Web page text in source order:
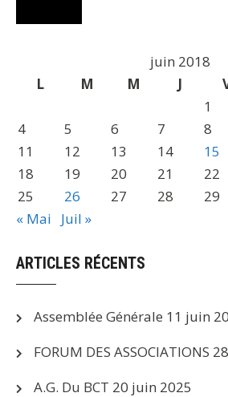
juin 2018
L
M M J
1
4
5 6 7 8
11
12 13 14 15
18
19 20 21 22
25
26 27 28 29
« Mai
Juil »
ARTICLES RÉCENTS
Assemblée Générale 11 juin
FORUM DES ASSOCIATIONS
A.G. Du BCT 20 juin 2025